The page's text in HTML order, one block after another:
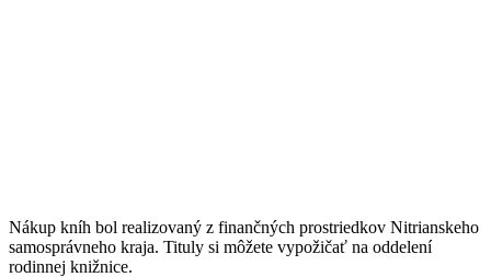
Nákup kníh bol realizovaný z finančných prostriedkov Nitrianskeho
samosprávneho kraja. Tituly si môžete vypožičať na oddelení
rodinnej knižnice.